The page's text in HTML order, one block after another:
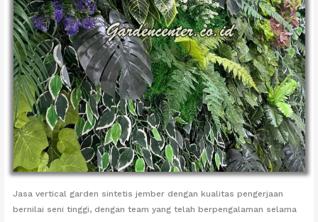
Jasa vertical garden sintetis jember dengan kualitas pengerjaan
bernilai seni tinggi, dengan team yang telah berpengalaman selama